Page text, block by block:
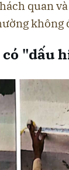
quan
không
"dấu